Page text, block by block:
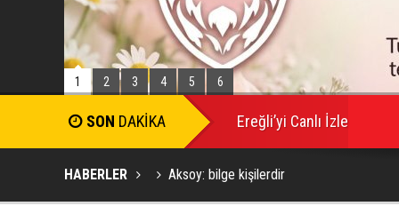
1 2 3 4 5 6
SON DAKİKA Ereğli’yi Canlı İzle
HABERLER Aksoy: bilge kişilerdir